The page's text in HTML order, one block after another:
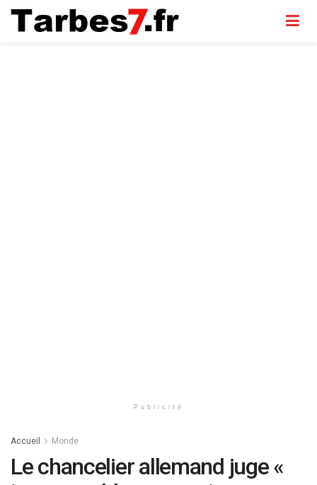
Publicité
Accueil Monde
Le chancelier allemand juge «